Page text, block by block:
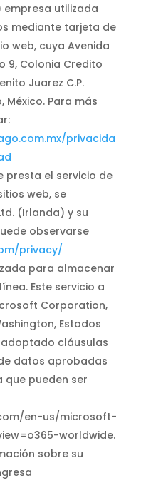
empresa utilizada
mediante tarjeta de
web, cuya Avenida
9, Colonia Credito
Juarez C.P.
México. Para más
privacida
presta el servicio de
web, se
(Irlanda) y su
observarse
privacy/
para almacenar
Este servicio a
Corporation,
Estados
adoptado cláusulas
datos aprobadas
que pueden ser
en-us/microsoft-
worldwide.
sobre su